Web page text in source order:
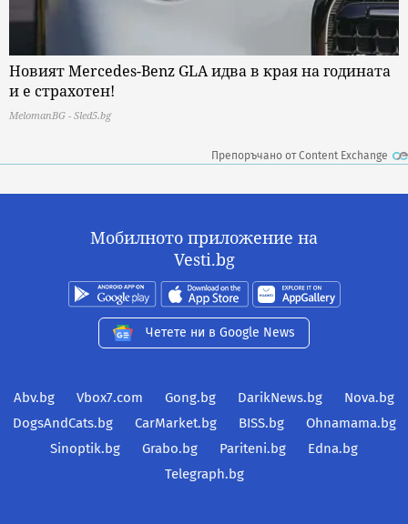
Новият Mercedes-Benz GLA идва в края на годината
и е страхотен!
MelomanBG - Sled5.bg
Препоръчано от Content Exchange
Мобилното приложение на
Vesti.bg
Четете ни в Google News
Abv.bg Vbox7.com Gong.bg DarikNews.bg
Nova.bg
DogsAndCats.bg
CarMarket.bg BISS.bg
Ohnamama.bg
Sinoptik.bg
Grabo.bg Pariteni.bg
Edna.bg
Telegraph.bg